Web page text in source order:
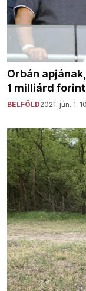
Orbán
1 milliárd
BELFÖLD2021. jún. 1.